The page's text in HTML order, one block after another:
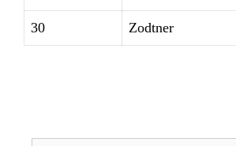
30 Zodtner